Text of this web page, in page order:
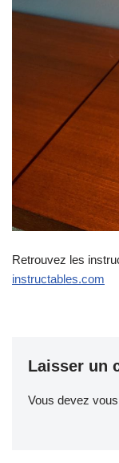
Retrouvez les
instructables.com
Laisser un
Vous devez